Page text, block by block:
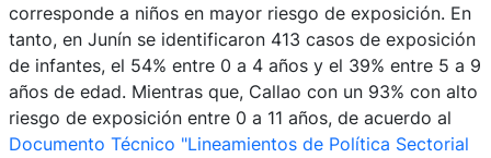
corresponde a niños en mayor riesgo de exposición. En
tanto, en Junín se identificaron 413 casos de exposición
de infantes, el 54% entre 0 a 4 años y el 39% entre 5 a 9
años de edad. Mientras que, Callao con un 93% con alto
riesgo de exposición entre 0 a 11 años, de acuerdo al
Documento Técnico "Lineamientos de Política Sectorial